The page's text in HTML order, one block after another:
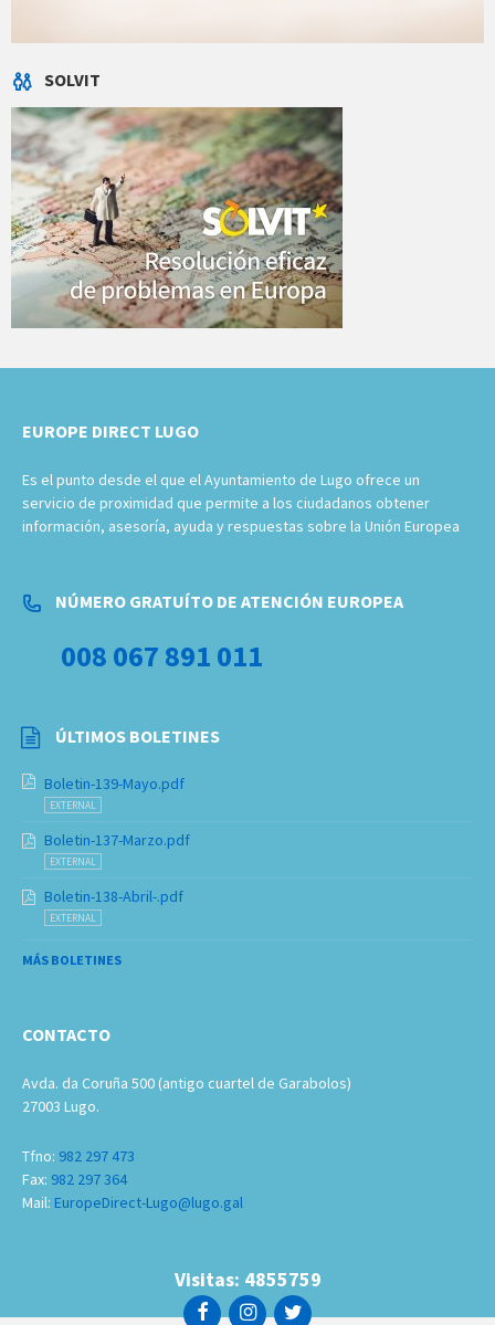
SOLVIT
EUROPE DIRECT LUGO
Es el punto desde el que el Ayuntamiento de Lugo ofrece un
servicio de proximidad que permite a los ciudadanos obtener
información, asesoría, ayuda y respuestas sobre la Unión Europea
NÚMERO GRATUÍTO DE ATENCIÓN EUROPEA
008 067 891 011
ÚLTIMOS BOLETINES
Boletin-139-Mayo.pdf
EXTERNAL
Boletin-137-Marzo.pdf
EXTERNAL
Boletin-138-Abril-.pdf
EXTERNAL
MÁS BOLETINES
CONTACTO
Avda. da Coruña 500 (antigo cuartel de Garabolos)
27003 Lugo.
Tfno: 982 297 473
Fax: 982 297 364
Mail: EuropeDirect-Lugo@lugo.gal
Visitas: 4855759